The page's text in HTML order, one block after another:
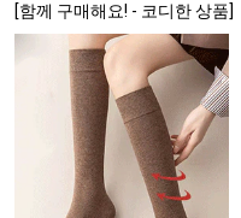
[함께 구매해요! - 코디한 상품]